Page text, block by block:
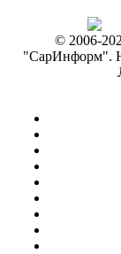
© 2006-
"СарИнформ".